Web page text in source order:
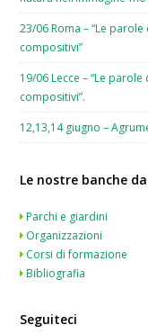
23/06 Roma – “Le
compositivi”
19/06 Lecce – “Le
compositivi”.
12,13,14 giugno –
Le nostre banche
Parchi e giardini
Organizzazioni
Corsi di formazione
Bibliografia
Seguiteci